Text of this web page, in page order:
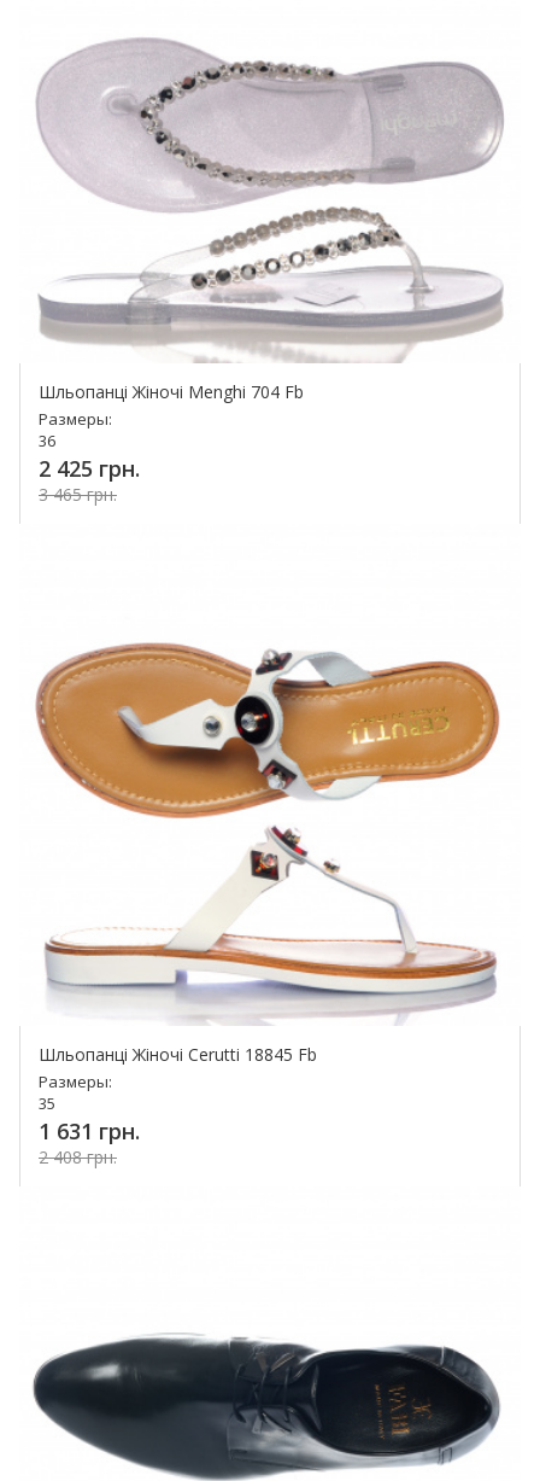
Шльопанці Жіночі Menghi 704 Fb
Размеры:
36
2 425 грн.
3 465 грн.
Шльопанці Жіночі Cerutti 18845 Fb
Размеры:
35
1 631 грн.
2 408 грн.